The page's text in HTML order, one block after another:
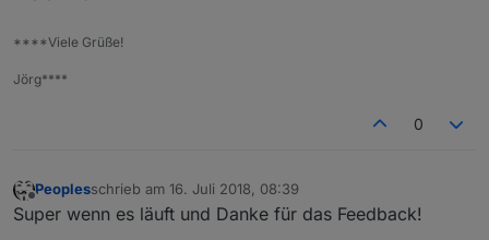
****Viele Grüße!
Jörg****
0
Peoplesschrieb am 16. Juli 2018, 08:39
zuletzt editiert von
Super wenn es läuft und Danke für das Feedback!